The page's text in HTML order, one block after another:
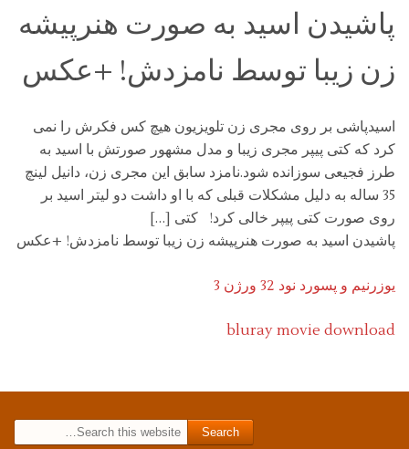
پاشیدن اسید به صورت هنرپیشه
زن زیبا توسط نامزدش! +عکس
اسیدپاشی بر روی مجری زن تلویزیون هیچ کس فکرش را نمی
کرد که کتی پیپر مجری زیبا و مدل مشهور صورتش با اسید به
طرز فجیعی سوزانده شود.نامزد سابق این مجری زن، دانیل لینچ
35 ساله به دلیل مشکلات قبلی که با او داشت دو لیتر اسید بر
روی صورت کتی پیپر خالی کرد! کتی […]
پاشیدن اسید به صورت هنرپیشه زن زیبا توسط نامزدش! +عکس
یوزرنیم و پسورد نود 32 ورژن 3
bluray movie download